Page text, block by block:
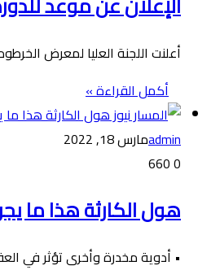
أعلنت اللجنة العليا لمعرض الخرطوم الدولي في دورته ال 41 ان
أكمل القراءة »
adminمارس 18, 2022
0
هول الكارثة هذا ما
• أدوية مخدرة وأخرى تؤثر في